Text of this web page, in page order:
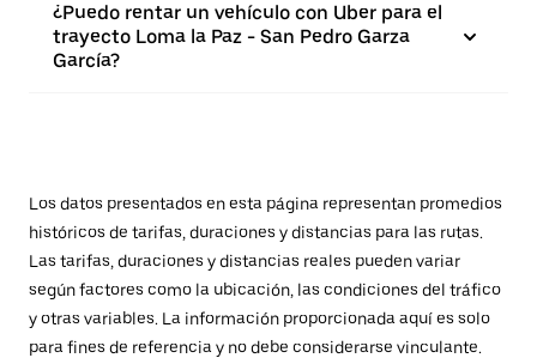
¿Puedo rentar un vehículo con Uber para el
trayecto Loma la Paz - San Pedro Garza
García?
Los datos presentados en esta página representan promedios
históricos de tarifas, duraciones y distancias para las rutas.
Las tarifas, duraciones y distancias reales pueden variar
según factores como la ubicación, las condiciones del tráfico
y otras variables. La información proporcionada aquí es solo
para fines de referencia y no debe considerarse vinculante.